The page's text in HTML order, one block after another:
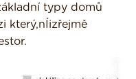
typy domů
který,nÍizřejmě